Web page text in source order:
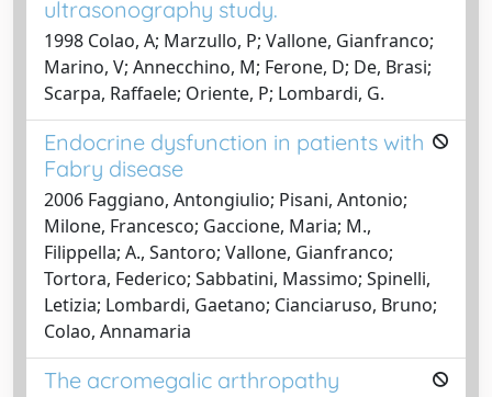
ultrasonography study.
1998 Colao, A; Marzullo, P; Vallone, Gianfranco;
Marino, V; Annecchino, M; Ferone, D; De, Brasi;
Scarpa, Raffaele; Oriente, P; Lombardi, G.
Endocrine dysfunction in patients with
Fabry disease
2006 Faggiano, Antongiulio; Pisani, Antonio;
Milone, Francesco; Gaccione, Maria; M.,
Filippella; A., Santoro; Vallone, Gianfranco;
Tortora, Federico; Sabbatini, Massimo; Spinelli,
Letizia; Lombardi, Gaetano; Cianciaruso, Bruno;
Colao, Annamaria
The acromegalic arthropathy